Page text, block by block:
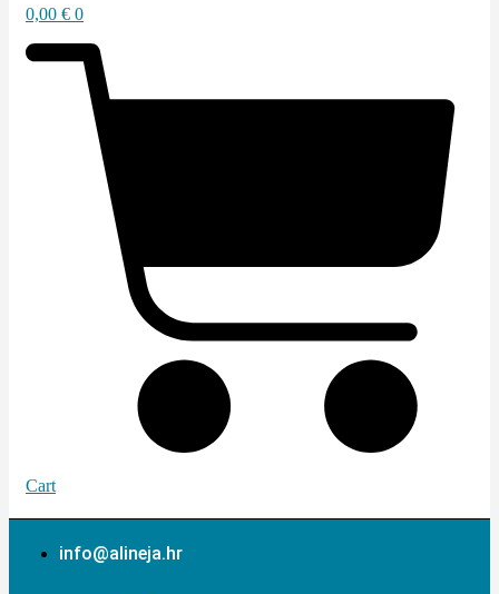
0,00 € 0
Cart
info@alineja.hr